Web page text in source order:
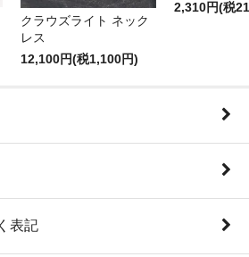
クラウズライト ネック
レス
12,100円(税1,100円)
2,310円(税
表記